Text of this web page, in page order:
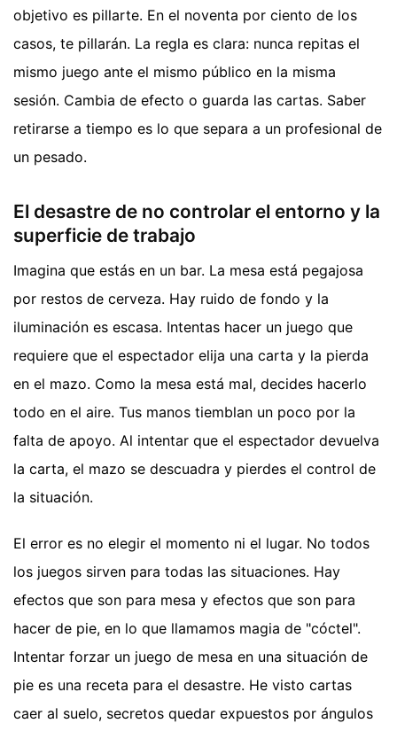
objetivo es pillarte. En el noventa por ciento de los
casos, te pillarán. La regla es clara: nunca repitas el
mismo juego ante el mismo público en la misma
sesión. Cambia de efecto o guarda las cartas. Saber
retirarse a tiempo es lo que separa a un profesional de
un pesado.
El desastre de no controlar el entorno y la
superficie de trabajo
Imagina que estás en un bar. La mesa está pegajosa
por restos de cerveza. Hay ruido de fondo y la
iluminación es escasa. Intentas hacer un juego que
requiere que el espectador elija una carta y la pierda
en el mazo. Como la mesa está mal, decides hacerlo
todo en el aire. Tus manos tiemblan un poco por la
falta de apoyo. Al intentar que el espectador devuelva
la carta, el mazo se descuadra y pierdes el control de
la situación.
El error es no elegir el momento ni el lugar. No todos
los juegos sirven para todas las situaciones. Hay
efectos que son para mesa y efectos que son para
hacer de pie, en lo que llamamos magia de "cóctel".
Intentar forzar un juego de mesa en una situación de
pie es una receta para el desastre. He visto cartas
caer al suelo, secretos quedar expuestos por ángulos